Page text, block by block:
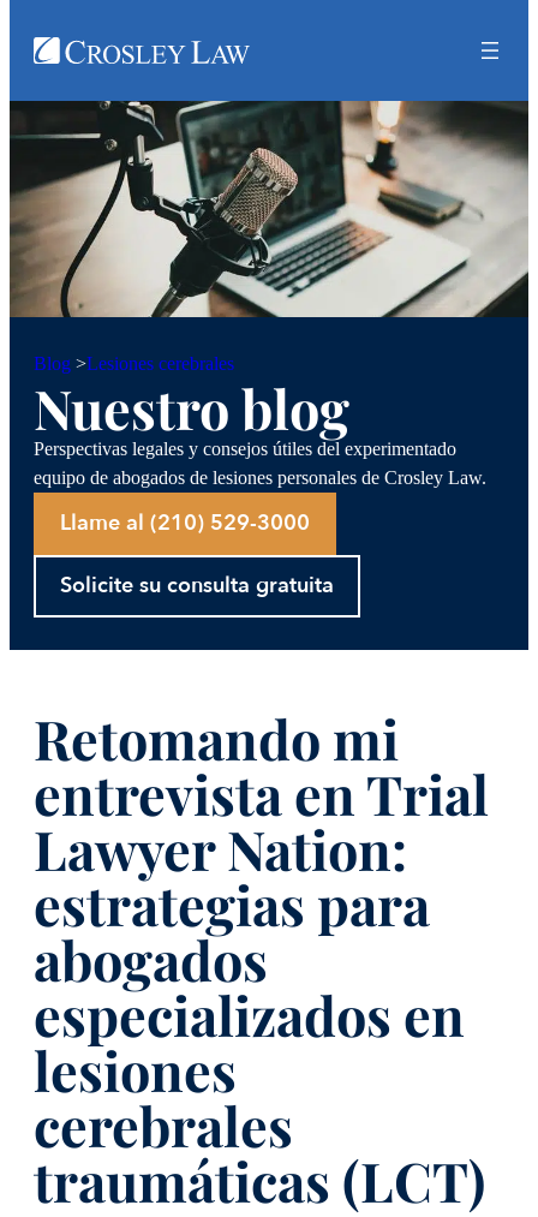
Blog >Lesiones cerebrales
Nuestro blog
Perspectivas legales y consejos útiles del experimentado
equipo de abogados de lesiones personales de Crosley Law.
Llame al (210) 529-3000
Solicite su consulta gratuita
Retomando mi
entrevista en Trial
Lawyer Nation:
estrategias para
abogados
especializados en
lesiones
cerebrales
traumáticas (LCT)